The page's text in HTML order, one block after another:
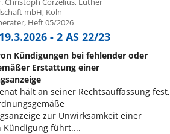
mbH, Köln
Heft 05/2026
- 2 AS 22/23
Kündigungen bei fehlender oder
Erstattung einer
hält an seiner Rechtsauffassung fest,
zur Unwirksamkeit einer
Kündigung führt....